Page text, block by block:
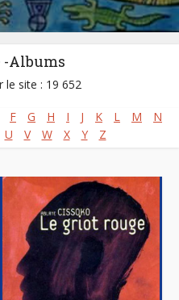
-Albums
le site : 19 652
F G H I J K L M
N
U V W X Y Z